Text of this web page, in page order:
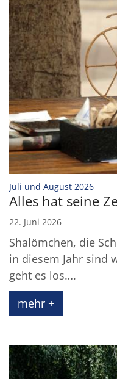
Juli und August 2026:
Alles hat seine
22. Juni 2026
Shalömchen, die
in diesem Jahr sind
geht es los….
mehr +